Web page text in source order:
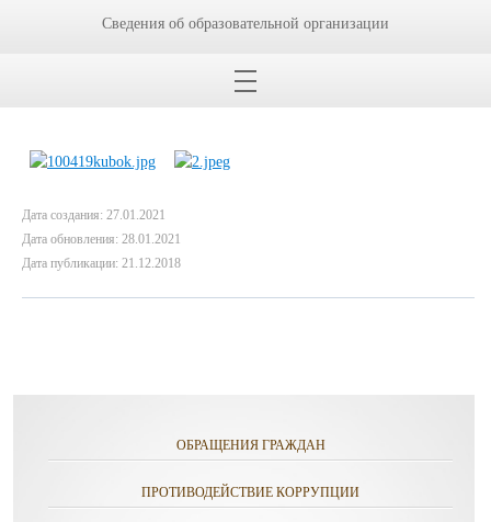
патриотических отрядов, по строевой подготовке «Статен и строен,
7 «А» класс занял 1 место.
ПОЗДРАВЛЯЕМ! МОЛОДЦЫ!
Дата создания: 27.01.2021
Дата обновления: 28.01.2021
Дата публикации: 21.12.2018
ОБРАЩЕНИЯ ГРАЖДАН
ПРОТИВОДЕЙСТВИЕ КОРРУПЦИИ
Сведения об образовательной организации